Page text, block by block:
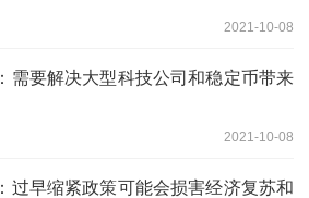
2021-10-08
需要解决大型科技公司和稳定币带来
2021-10-08
过早缩紧政策可能会损害经济复苏和